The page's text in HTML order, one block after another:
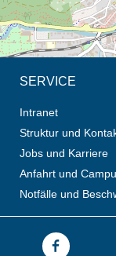
SERVICE
Intranet
Struktur und
Jobs und Karriere
Anfahrt und
Notfälle und